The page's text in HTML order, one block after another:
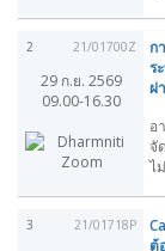
2 21/01700Z
29 ก.ย. 2569
09.00-16.30
ก
ร
ผ่
อ
จั
ไ
3 21/01718P
ต้